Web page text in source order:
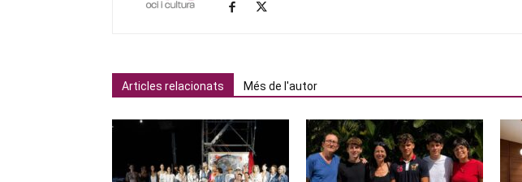
Articles relacionats Més de l'autor